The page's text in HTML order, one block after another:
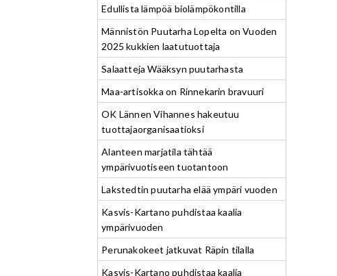
Edullista lämpöä biolämpökontilla
Männistön Puutarha Lopelta on Vuoden
2025 kukkien laatutuottaja
Salaatteja Wääksyn puutarhasta
Maa-artisokka on Rinnekarin bravuuri
OK Lännen Vihannes hakeutuu
tuottajaorganisaatioksi
Alanteen marjatila tähtää
ympärivuotiseen tuotantoon
Lakstedtin puutarha elää ympäri vuoden
Kasvis-Kartano puhdistaa kaalia
ympärivuoden
Perunakokeet jatkuvat Räpin tilalla
Kasvis-Kartano puhdistaa kaalia